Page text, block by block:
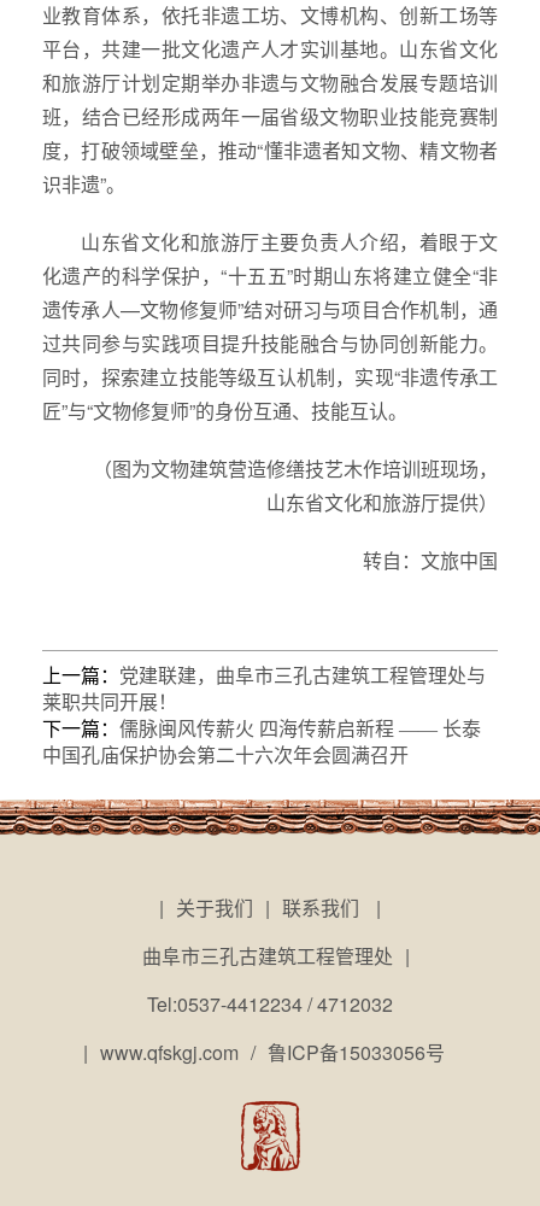
业教育体系，依托非遗工坊、文博机构、创新工场等
平台，共建一批文化遗产人才实训基地。山东省文化
和旅游厅计划定期举办非遗与文物融合发展专题培训
班，结合已经形成两年一届省级文物职业技能竞赛制
度，打破领域壁垒，推动“懂非遗者知文物、精文物者
识非遗”。
山东省文化和旅游厅主要负责人介绍，着眼于文
化遗产的科学保护，“十五五”时期山东将建立健全“非
遗传承人—文物修复师”结对研习与项目合作机制，通
过共同参与实践项目提升技能融合与协同创新能力。
同时，探索建立技能等级互认机制，实现“非遗传承工
匠”与“文物修复师”的身份互通、技能互认。
（图为文物建筑营造修缮技艺木作培训班现场，
山东省文化和旅游厅提供）
转自：文旅中国
上一篇： 党建联建，曲阜市三孔古建筑工程管理处与
莱职共同开展！
下一篇： 儒脉闽风传薪火 四海传薪启新程 —— 长泰
中国孔庙保护协会第二十六次年会圆满召开
| 关于我们 | 联系我们
|
曲阜市三孔古建筑工程管理处 |
Tel:0537-4412234 / 4712032
| www.qfskgj.com / 鲁ICP备15033056号